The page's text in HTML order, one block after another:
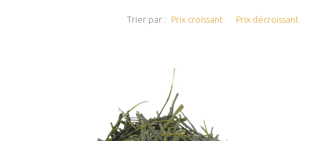
Prix croissant Prix décroissant
Trier par :